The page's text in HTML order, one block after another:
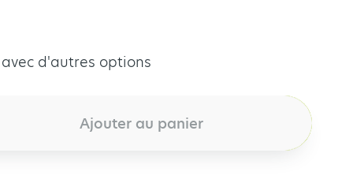
d'autres options
Ajouter au panier